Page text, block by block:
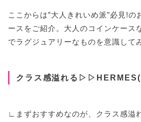
ここからは”大人きれいめ派”必見!の
ースをご紹介。大人のコインケース
でラグジュアリーなものを意識して
クラス感溢れる▷▷HERMES(
∟まずおすすめなのが、クラス感溢